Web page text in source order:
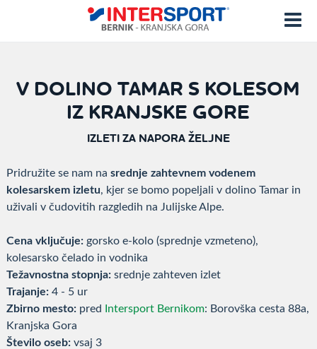
V DOLINO TAMAR S KOLESOM
IZ KRANJSKE GORE
IZLETI ZA NAPORA ŽELJNE
Pridružite se nam na srednje zahtevnem vodenem
kolesarskem izletu, kjer se bomo popeljali v dolino Tamar in
uživali v čudovitih razgledih na Julijske Alpe.
Cena vključuje:gorsko e-kolo (sprednje vzmeteno),
kolesarsko čelado in vodnika
Težavnostna stopnja:srednje zahteven izlet
Trajanje:4 - 5 ur
Zbirno mesto:pred Intersport Bernikom: Borovška cesta 88a,
Kranjska Gora
Število oseb:vsaj 3